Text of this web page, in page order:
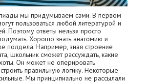
мы придумываем сами. В первом
пользоваться любой литературой и
Поэтому ответы нельзя просто
Хорошо знать анатомию и
полдела. Например, зная строение
школьник сможет рассуждать, какие
Он может не оперировать
правильную логику. Некоторые
Мы принципиально не рассылали